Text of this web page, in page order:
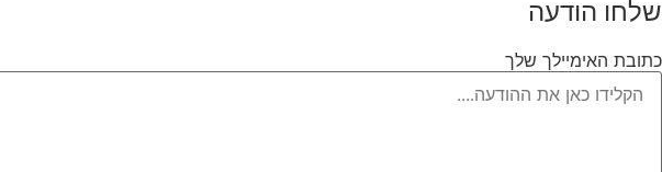
שלחו הודעה
כתובת האימיילך שלך